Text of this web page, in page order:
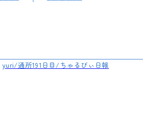
yuri/通所191日目/ちゃるびぃ日報